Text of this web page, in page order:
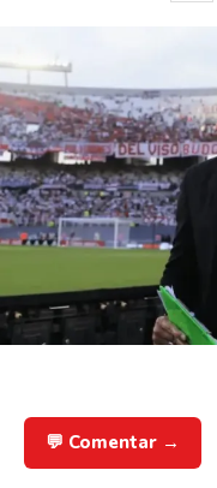
💬 Comentar →